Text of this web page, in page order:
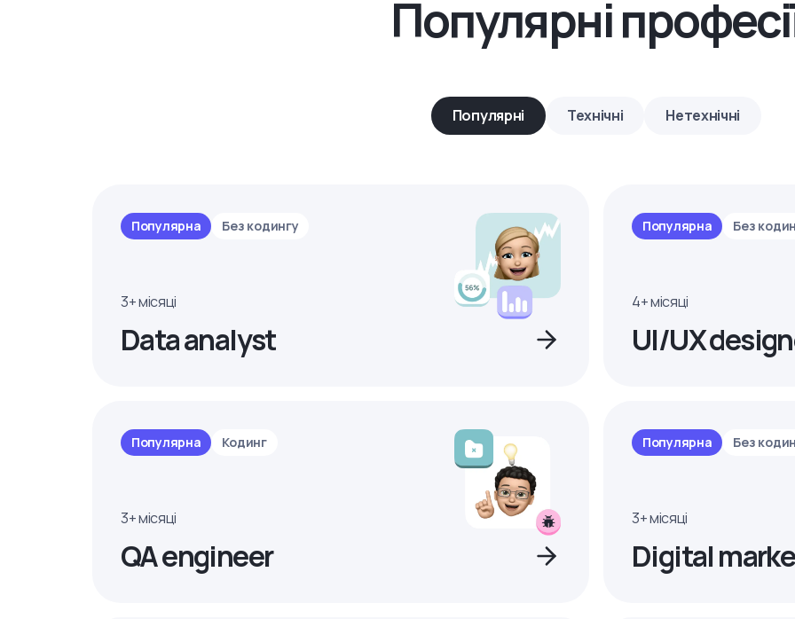
Популярні
Популярні Технічні Нетехнічні
Популярна Без кодингу
3+ місяці
Data analyst
Популярна Без
4+ місяці
UI/UX
Популярна Кодинг
3+ місяці
QA engineer
Популярна Без
3+ місяці
Digital